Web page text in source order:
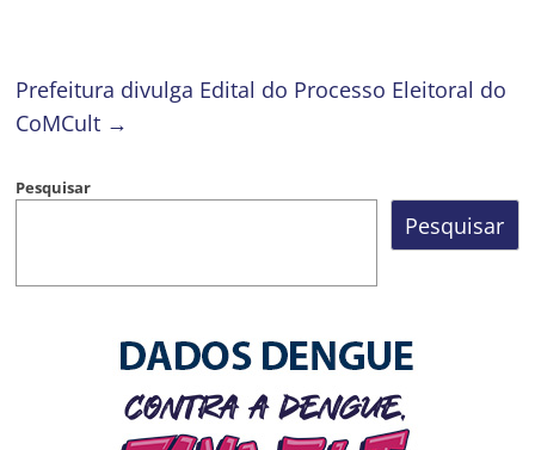
Prefeitura divulga Edital do Processo Eleitoral do
CoMCult →
Pesquisar
Pesquisar